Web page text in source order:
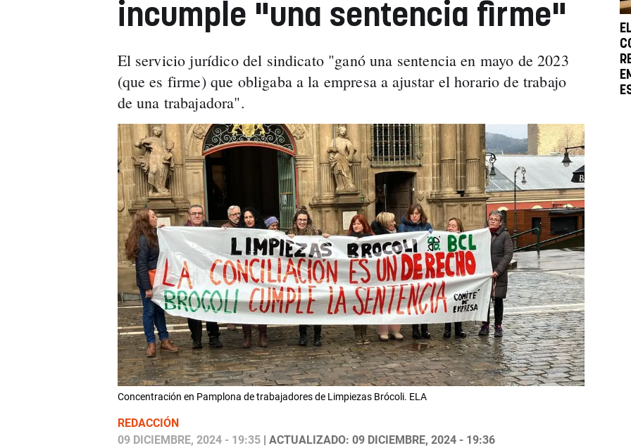
incumple "una sentencia firme"
El servicio jurídico del sindicato "ganó una sentencia en mayo de 2023
(que es firme) que obligaba a la empresa a ajustar el horario de trabajo
de una trabajadora".
Concentración en Pamplona de trabajadores de Limpiezas Brócoli. ELA
REDACCIÓN
09 DICIEMBRE, 2024 - 19:35| ACTUALIZADO: 09 DICIEMBRE, 2024 - 19:36